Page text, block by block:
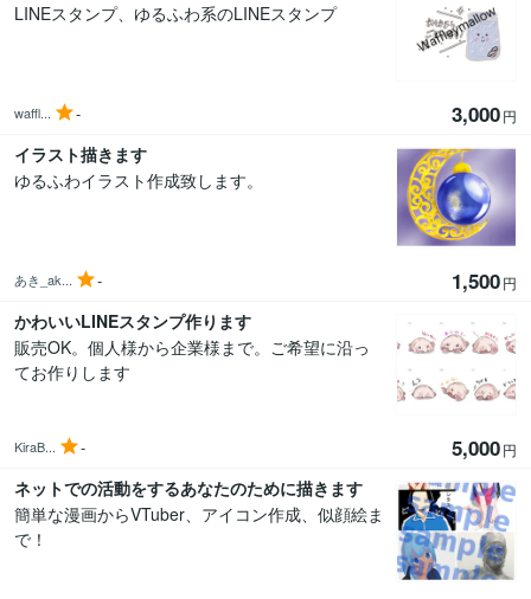
LINEスタンプ、ゆるふわ系のLINEスタンプ
waffl... - 3,000円
イラスト描きます
ゆるふわイラスト作成致します。
あき_ak... - 1,500円
かわいいLINEスタンプ作ります
販売OK。個人様から企業様まで。ご希望に沿っ
てお作りします
KiraB... - 5,000円
ネットでの活動をするあなたのために描きます
簡単な漫画からVTuber、アイコン作成、似顔絵ま
で！